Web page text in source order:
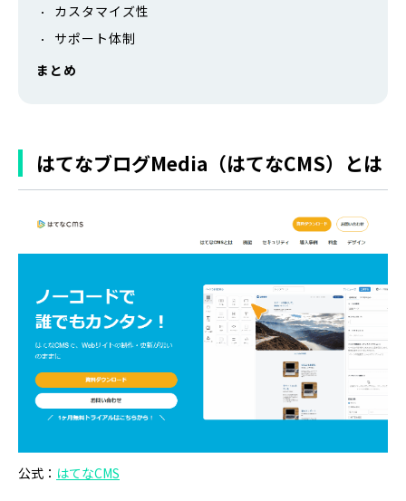
カスタマイズ性
サポート体制
まとめ
はてなブログMedia（はてなCMS）とは
公式： はてなCMS